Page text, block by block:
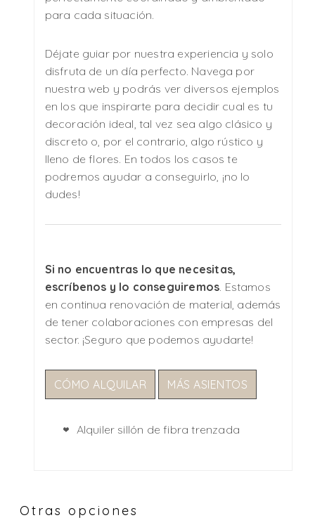
para cada situación.
Déjate guiar por nuestra experiencia y solo
disfruta de un día perfecto. Navega por
nuestra web y podrás ver diversos ejemplos
en los que inspirarte para decidir cual es tu
decoración ideal, tal vez sea algo clásico y
discreto o, por el contrario, algo rústico y
lleno de flores. En todos los casos te
podremos ayudar a conseguirlo, ¡no lo
dudes!
Si no encuentras lo que necesitas,
escríbenos y lo conseguiremos. Estamos
en continua renovación de material, además
de tener colaboraciones con empresas del
sector. ¡Seguro que podemos ayudarte!
CÓMO ALQUILAR MÁS ASIENTOS
Alquiler sillón de fibra trenzada
Otras opciones